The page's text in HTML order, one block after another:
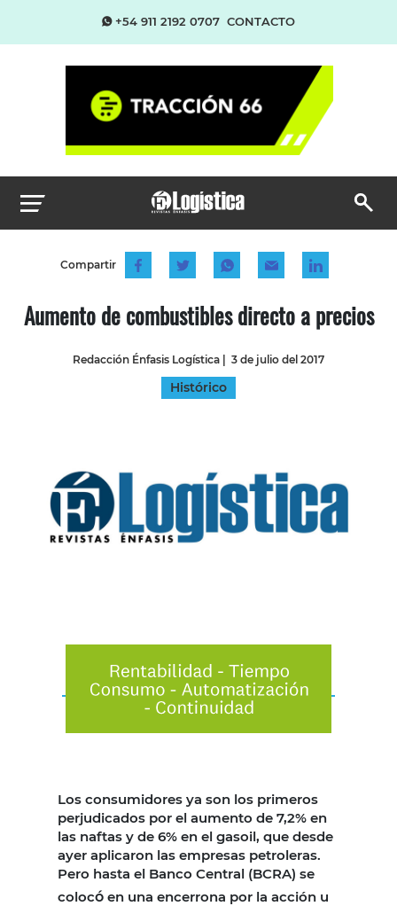
+54 911 2192 0707 CONTACTO
Compartir
Aumento de combustibles directo a precios
Redacción Énfasis Logística | 3 de julio del 2017
Histórico
Los consumidores ya son los primeros
perjudicados por el aumento de 7,2% en
las naftas y de 6% en el gasoil, que desde
ayer aplicaron las empresas petroleras.
Pero hasta el Banco Central (BCRA) se
colocó en una encerrona por la acción u